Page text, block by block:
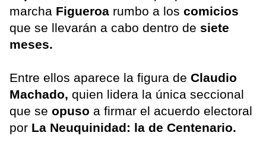
marcha Figueroa rumbo a los comicios
que se llevarán a cabo dentro de siete
meses.
Entre ellos aparece la figura de Claudio
Machado, quien lidera la única seccional
que se opuso a firmar el acuerdo electoral
por La Neuquinidad: la de Centenario.